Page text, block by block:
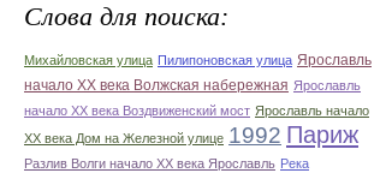
Слова для поиска:
Михайловская улица Пилипоновская улица Ярославль
начало ХХ века Волжская набережная Ярославль
начало ХХ века Воздвиженский мост Ярославль начало
ХХ века Дом на Железной улице 1992 Париж
Разлив Волги начало ХХ века Ярославль Река